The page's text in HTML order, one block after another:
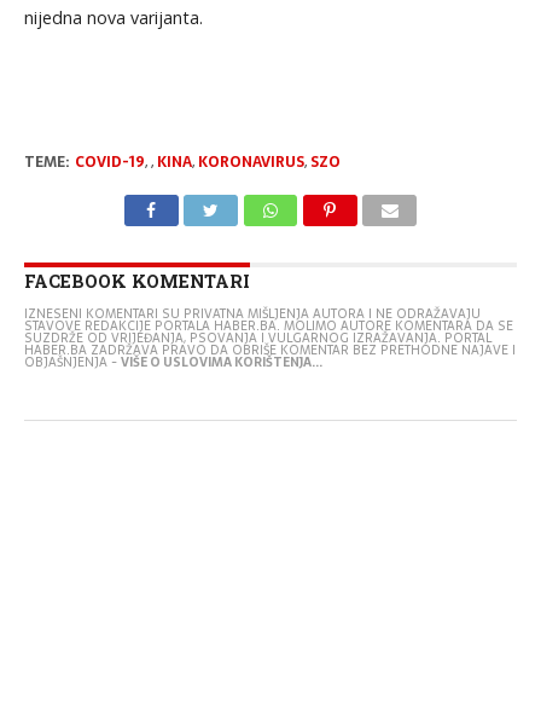
nijedna nova varijanta.
TEME: COVID-19,, KINA, KORONAVIRUS, SZO
FACEBOOK KOMENTARI
IZNESENI KOMENTARI SU PRIVATNA MIŠLJENJA AUTORA I NE ODRAŽAVAJU
STAVOVE REDAKCIJE PORTALA HABER.BA. MOLIMO AUTORE KOMENTARA DA SE
SUZDRŽE OD VRIJEĐANJA, PSOVANJA I VULGARNOG IZRAŽAVANJA. PORTAL
HABER.BA ZADRŽAVA PRAVO DA OBRIŠE KOMENTAR BEZ PRETHODNE NAJAVE I
OBJAŠNJENJA -VIŠE O USLOVIMA KORIŠTENJA...